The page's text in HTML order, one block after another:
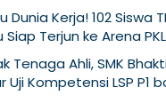
Dunia Kerja! 102 Siswa
Siap Terjun ke Arena PKL
Tenaga Ahli, SMK
Uji Kompetensi LSP P1